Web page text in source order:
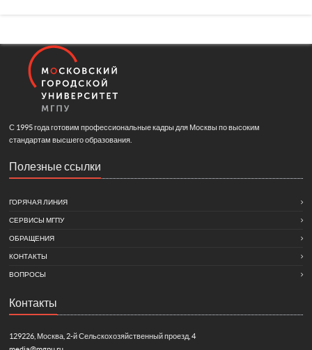
С 1995 года готовим профессиональные кадры для Москвы по высоким
стандартам высшего образования.
Полезные ссылки
ГОРЯЧАЯ ЛИНИЯ
СЕРВИСЫ МГПУ
ОБРАЩЕНИЯ
КОНТАКТЫ
ВОПРОСЫ
Контакты
129226, Москва, 2-й Сельскохозяйственный проезд, 4